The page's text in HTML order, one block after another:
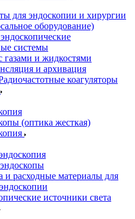
для эндоскопии и хирургии
оборудование)
системы
газами и жидкостями
и архивация
коагуляторы
(оптика жесткая)
и расходные материалы для
источники света